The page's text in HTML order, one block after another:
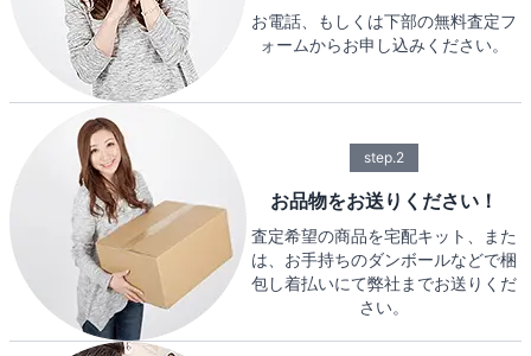
お電話、もしくは下部の無料査定フ
ォームからお申し込みください。
step.2
お品物をお送りください！
査定希望の商品を宅配キット、また
は、お手持ちのダンボールなどで梱
包し着払いにて弊社までお送りくだ
さい。